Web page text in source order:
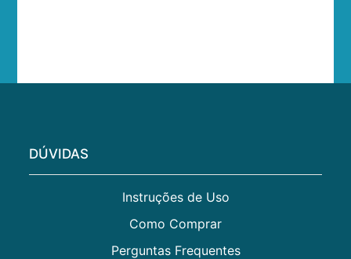
DÚVIDAS
Instruções de Uso
Como Comprar
Perguntas Frequentes